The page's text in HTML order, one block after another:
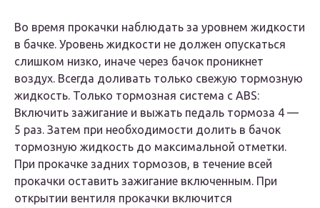
Во время прокачки наблюдать за уровнем жидкости
в бачке. Уровень жидкости не должен опускаться
слишком низко, иначе через бачок проникнет
воздух. Всегда доливать только свежую тормозную
жидкость. Только тормозная система с ABS:
Включить зажигание и выжать педаль тормоза 4 —
5 раз. Затем при необходимости долить в бачок
тормозную жидкость до максимальной отметки.
При прокачке задних тормозов, в течение всей
прокачки оставить зажигание включенным. При
открытии вентиля прокачки включится